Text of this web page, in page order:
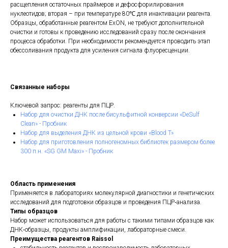
расщепления остаточных праймеров и дефосфорилирования
нуклеотидов; вторая – при температуре 80℃ для инактивации реагента.
Образцы, обработанные реагентом ExON, не требуют дополнительной
очистки и готовы к проведению исследований сразу после окончания
процесса обработки. При необходимости рекомендуется проводить этап
обессоливания продукта для усиления сигнала флуоресценции.
Связанные наборы
Ключевой запрос: реагенты для ПЦР.
Набор для очистки ДНК после бисульфитной конверсии «DeSulf
Clean» - Пробник
Набор для выделения ДНК из цельной крови «Blood T»
Набор для приготовления полногеномных библиотек размером более
300 п.н. «SG GM Maxi» - Пробник
Область применения
Применяется в лабораториях молекулярной диагностики и генетических
исследований для подготовки образцов и проведения ПЦР‑анализа.
Типы образцов
Набор может использоваться для работы с такими типами образцов как
ДНК‑образцы, продукты амплификации, лабораторные смеси.
Преимущества реагентов Raissol